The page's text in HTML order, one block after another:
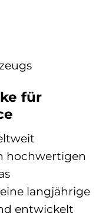
für
hochwertigen
langjährige
entwickelt